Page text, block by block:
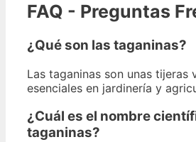
FAQ - Preguntas
¿Qué son las taganinas?
Las taganinas son unas tijeras
esenciales en jardinería y
¿Cuál es el nombre
taganinas?